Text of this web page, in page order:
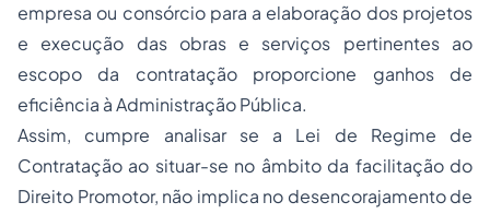
empresa ou consórcio para a elaboração dos projetos
e execução das obras e serviços pertinentes ao
escopo da contratação proporcione ganhos de
eficiência à Administração Pública.
Assim, cumpre analisar se a Lei de Regime de
Contratação ao situar-se no âmbito da facilitação do
Direito Promotor, não implica no desencorajamento de